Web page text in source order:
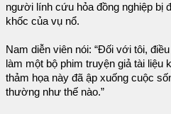
người lính cứu hỏa đồng nghiệp bị
khốc của vụ nổ.
Nam diễn viên nói: “Đối với tôi,
làm một bộ phim truyện giả tài liệu
thảm họa này đã ập xuống cuộc
thường như thế nào.”